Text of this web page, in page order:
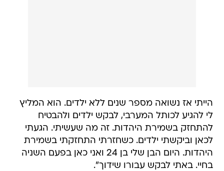
הייתי אז נשואה מספר שנים ללא ילדים. הוא המליץ
לי להגיע לכותל המערבי, לבקש ילדים ולהבטיח
להתחזק בשמירת היהדות. זה מה שעשיתי. הגעתי
לכאן וביקשתי ילדים. כשחזרתי התחזקתי בשמירת
היהדות. היום הבן שלי בן 24 ואני כאן בפעם השניה
בחיי. באתי לבקש עבורו שידוך".